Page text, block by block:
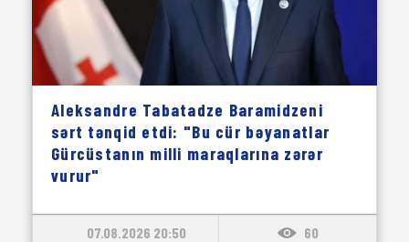
Aleksandre Tabatadze Baramidzeni
sərt tənqid etdi: "Bu cür bəyanatlar
Gürcüstanın milli maraqlarına zərər
vurur"
07.08.2026 20:50 60